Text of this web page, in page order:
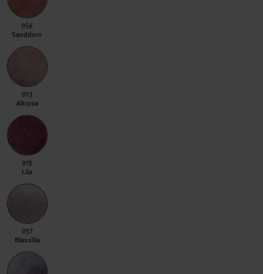
056 Sanddorn
056
Sanddorn
013 Altrosa
013
Altrosa
015 Lila
015
Lila
057 Blasslila
057
Blasslila